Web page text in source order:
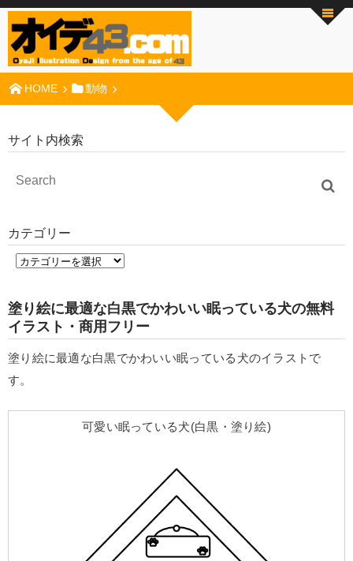
HOME 動物
サイト内検索
カテゴリー
塗り絵に最適な白黒でかわいい眠っている犬の無料
イラスト・商用フリー
塗り絵に最適な白黒でかわいい眠っている犬のイラストで
す。
可愛い眠っている犬(白黒・塗り絵)